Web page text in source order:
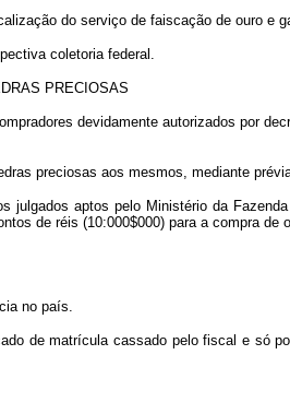
do serviço de faiscação de ouro e
coletoria federal.
PRECIOSAS
devidamente autorizados por
preciosas aos mesmos, mediante
aptos pelo Ministério da
de réis (10:000$000) para a compra de
no país.
de matrícula cassado pelo fiscal e só